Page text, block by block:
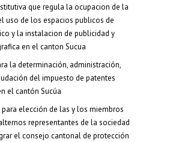
que regula la ocupacion de la
uso de los espacios publicos de
y la instalacion de publicidad y
en el canton Sucua
la determinación, administración,
del impuesto de patentes
el cantón Sucúa
elección de las y los miembros
representantes de la sociedad
el consejo cantonal de protección